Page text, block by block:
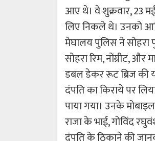
आए थे। वे शुक्रवार, 23
लिए निकले थे। उनको
मेघालय पुलिस ने सोहरा
सोहरा रिम, नोंग्रीट,
डबल डेकर रूट ब्रिज की
दंपति का किराये पर
पाया गया। उनके
राजा के भाई, गोविंद